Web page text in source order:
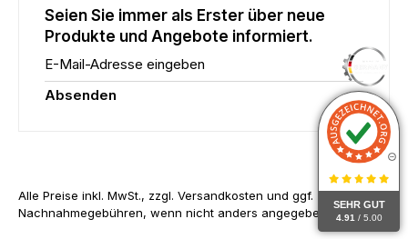
SEHR GUT
4.91 / 5.00
Seien Sie immer als Erster über neue
Produkte und Angebote informiert.
E-Mail-Adresse eingeben
Absenden
Alle Preise inkl. MwSt., zzgl. Versandkosten und ggf.
Nachnahmegebühren, wenn nicht anders angegeben.